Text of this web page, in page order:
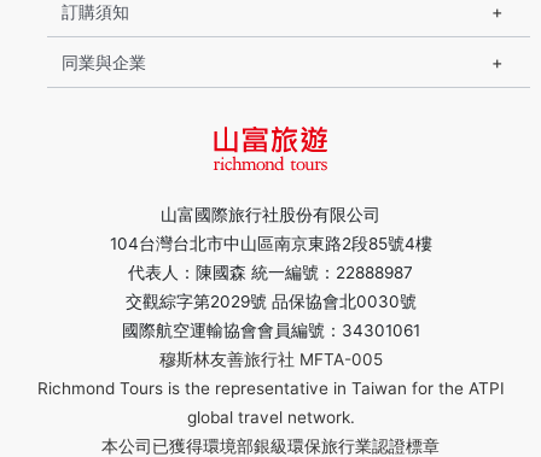
山富國際旅行社股份有限公司
104台灣台北市中山區南京東路2段85號4樓
代表人：陳國森 統一編號：22888987
交觀綜字第2029號 品保協會北0030號
國際航空運輸協會會員編號：34301061
穆斯林友善旅行社 MFTA-005
Richmond Tours is the representative in Taiwan for the ATPI
global travel network.
本公司已獲得環境部銀級環保旅行業認證標章
訂購須知
同業與企業